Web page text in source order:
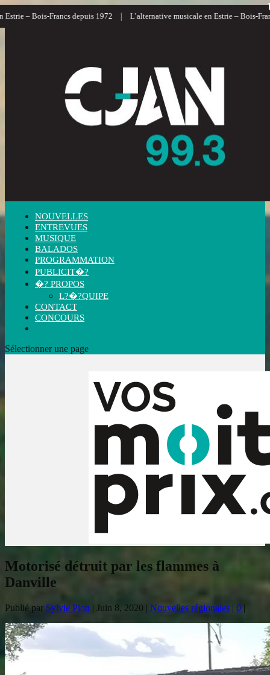
depuis 1972 | L’alternative musicale en Estrie – Bois-Francs |
NOUVELLES
ENTREVUES
MUSIQUE
BALADOS
PROGRAMMATION
PUBLICIT�?
�? PROPOS
L?�?QUIPE
CONTACT
CONCOURS
Sélectionner une page
Motorisé détruit par les flammes à
Danville
Publié par Sylvie Pion | Juin 8, 2020 | Nouvelles régionales | 0 |